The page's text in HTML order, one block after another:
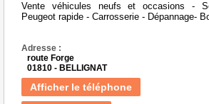
Vente véhicules neufs et occasions -
Peugeot rapide - Carrosserie - Dépannage-
Adresse :
route Forge
01810 - BELLIGNAT
Afficher le téléphone